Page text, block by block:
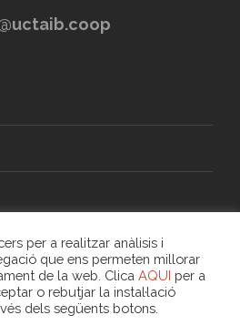
UNIÓ DE COOPERATIVES
DE LES ILLES
per a realitzar anàlisis i
que ens permeten millorar
de la web. Clica AQUI per a
o rebutjar la instal·lació
dels següents botons.